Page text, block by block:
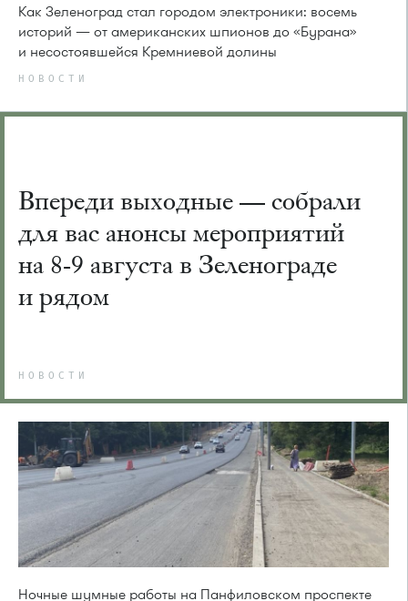
Как Зеленоград стал городом электроники: восемь
историй — от американских шпионов до «Бурана»
и несостоявшейся Кремниевой долины
НОВОСТИ
Впереди выходные — собрали
для вас анонсы мероприятий
на 8-9 августа в Зеленограде
и рядом
НОВОСТИ
Ночные шумные работы на Панфиловском проспекте